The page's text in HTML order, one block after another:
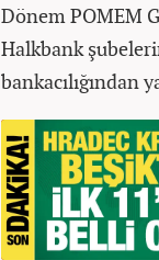
Dönem POMEM
Halkbank
bankacılığından